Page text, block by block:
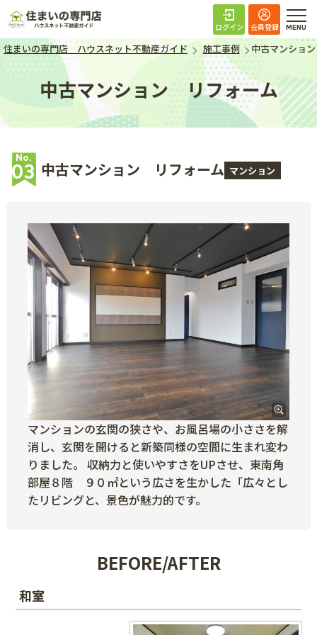
住まいの専門店 ハ
ログイン 会員登録
住まいの専門店 ハウスネット不動産ガイド 施工事例 中古マンショ
中古マンション リフォーム
No.
03 中古マンション リフォーム マンション
マンションの玄関の狭さや、お風呂場の小ささを解
消し、玄関を開けると新築同様の空間に生まれ変わ
りました。 収納力と使いやすさをUPさせ、東南角
部屋８階 ９０㎡という広さを生かした「広々とし
たリビングと、景色が魅力的です。
BEFORE/AFTER
和室